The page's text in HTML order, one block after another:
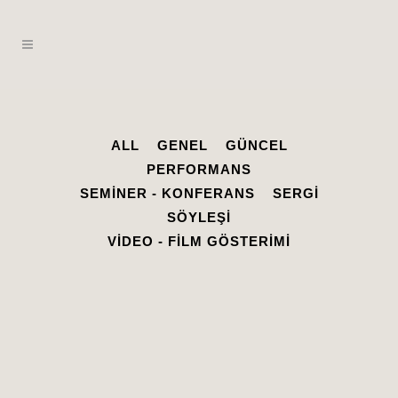
ALL GENEL
GÜNCEL
PERFORMANS
SEMINER - KONFERANS
SERGI
SÖYLEŞI
VIDEO - FILM GÖSTERIMI